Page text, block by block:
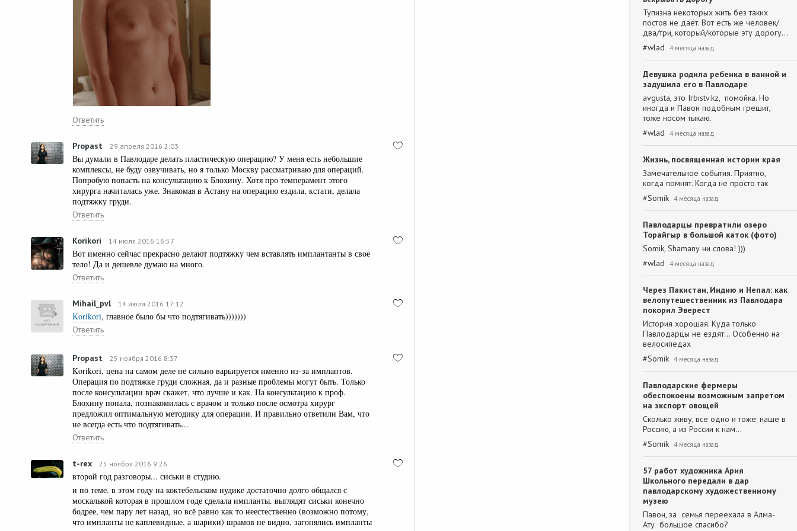
Ответить
Propast 29 апреля 2016 2:03
Вы думали в Павлодаре делать пластическую операцию? У меня есть небольшие
комплексы, не буду озвучивать, но я только Москву рассматриваю для операций.
Попробую попасть на консультацию к Блохину. Хотя про темперамент этого
хирурга начиталась уже. Знакомая в Астану на операцию ездила, кстати, делала
подтяжку груди.
Ответить
Korikori 14 июля 2016 16:57
Вот именно сейчас прекрасно делают подтяжку чем вставлять имплантанты в свое
тело! Да и дешевле думаю на много.
Ответить
Mihail_pvl 14 июля 2016 17:12
Korikori, главное было бы что подтягивать)))))))
Ответить
Propast 25 ноября 2016 8:37
Korikori, цена на самом деле не сильно варьируется именно из-за имплантов.
Операция по подтяжке груди сложная, да и разные проблемы могут быть. Только
после консультации врач скажет, что лучше и как. На консультацию к проф.
Блохину попала, познакомилась с врачом и только после осмотра хирург
предложил оптимальную методику для операции. И правильно ответили Вам, что
не всегда есть что подтягивать...
Ответить
t-rex 25 ноября 2016 9:26
второй год разговоры... сиськи в студию.
и по теме. в этом году на коктебельском нудике достаточно долго общался с
москалькой которая в прошлом годе сделала импланты. выглядят сиськи конечно
бодрее, чем пару лет назад, но всё равно как то неестественно (возможно потому,
что импланты не каплевидные, а шарики) шрамов не видно, загонялись импланты
Тупизна некоторых жить без таких
постов не даёт. Вот есть же человек/
два/три, который/которые эту дорогу…
#wlad 4 месяца назад
Девушка родила ребенка в ванной и
задушила его в Павлодаре
avgusta, это Irbistv.kz, помойка. Но
иногда и Павон подобным грешит,
тоже носом тыкаю.
#wlad 4 месяца назад
Жизнь, посвященная истории края
Замечательное события. Приятно,
когда помнят. Когда не просто так
#Somik 4 месяца назад
Павлодарцы превратили озеро
Торайгыр в большой каток (фото)
Somik, Shamanу ни слова! )))
#wlad 4 месяца назад
Через Пакистан, Индию и Непал: как
велопутешественник из Павлодара
покорил Эверест
История хорошая. Куда только
Павлодарцы не ездят... Особенно на
велосипедах
#Somik 4 месяца назад
Павлодарские фермеры
обеспокоены возможным запретом
на экспорт овощей
Сколько живу, все одно и тоже: наше в
Россию, а из России к нам...
#Somik 4 месяца назад
57 работ художника Ария
Школьного передали в дар
павлодарскому художественному
музею
Павон, за семья переехала в Алма-
Ату большое спасибо?